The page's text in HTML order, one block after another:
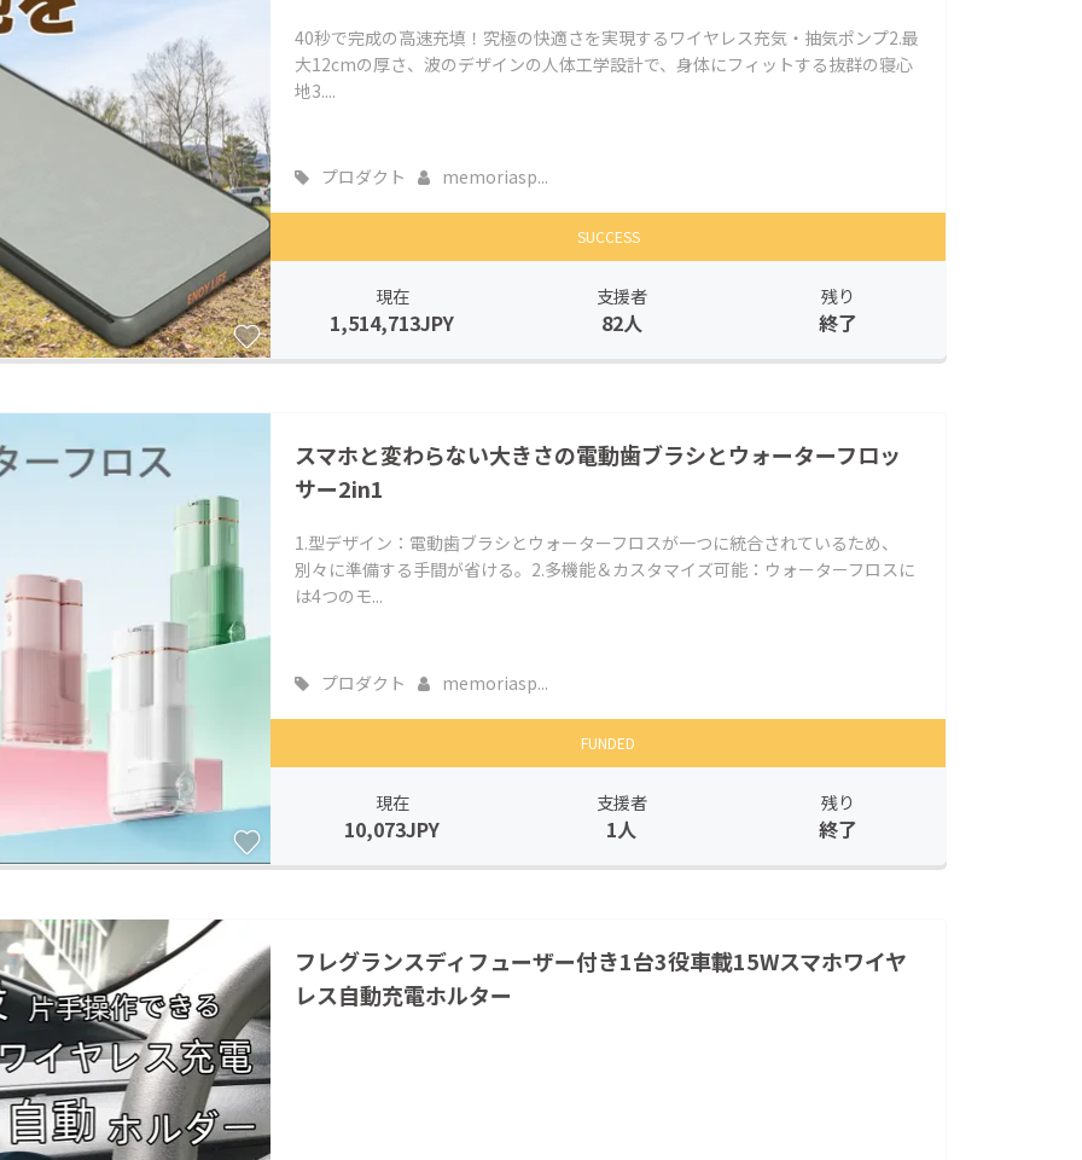
40秒で完成の高速充填！究極の快適さを実現するワイヤレス充気・抽気ポンプ2.最
大12cmの厚さ、波のデザインの人体工学設計で、身体にフィットする抜群の寝心
地3....
プロダクト memoriasp...
SUCCESS
現在
1,514,713JPY
支援者
82人
残り
終了
スマホと変わらない大きさの電動歯ブラシとウォーターフロッ
サー2in1
1.型デザイン：電動歯ブラシとウォーターフロスが一つに統合されているため、
別々に準備する手間が省ける。2.多機能＆カスタマイズ可能：ウォーターフロスに
は4つのモ...
プロダクト memoriasp...
FUNDED
現在
10,073JPY
支援者
1人
残り
終了
フレグランスディフューザー付き1台3役車載15Wスマホワイヤ
レス自動充電ホルター